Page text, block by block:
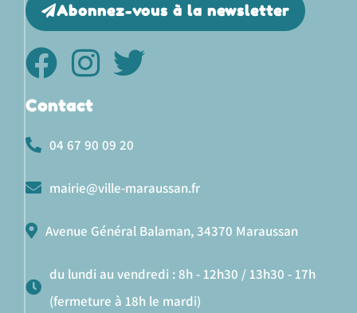
Abonnez-vous à la newsletter
Contact
04 67 90 09 20
mairie@ville-maraussan.fr
Avenue Général Balaman, 34370 Maraussan
du lundi au vendredi : 8h - 12h30 / 13h30 - 17h
(fermeture à 18h le mardi)